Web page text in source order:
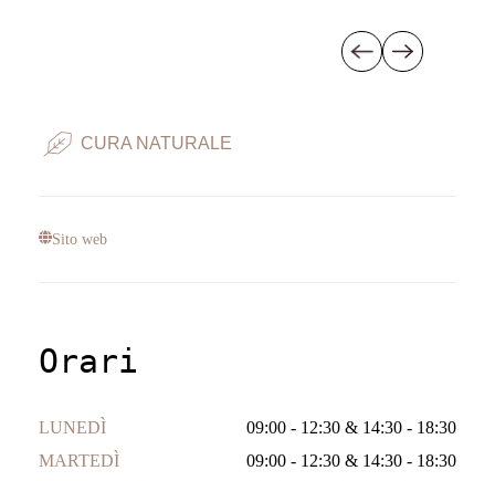
CURA NATURALE
Sito web
Orari
LUNEDÌ 09:00 - 12:30 & 14:30 - 18:30
MARTEDÌ
09:00 - 12:30 & 14:30 - 18:30